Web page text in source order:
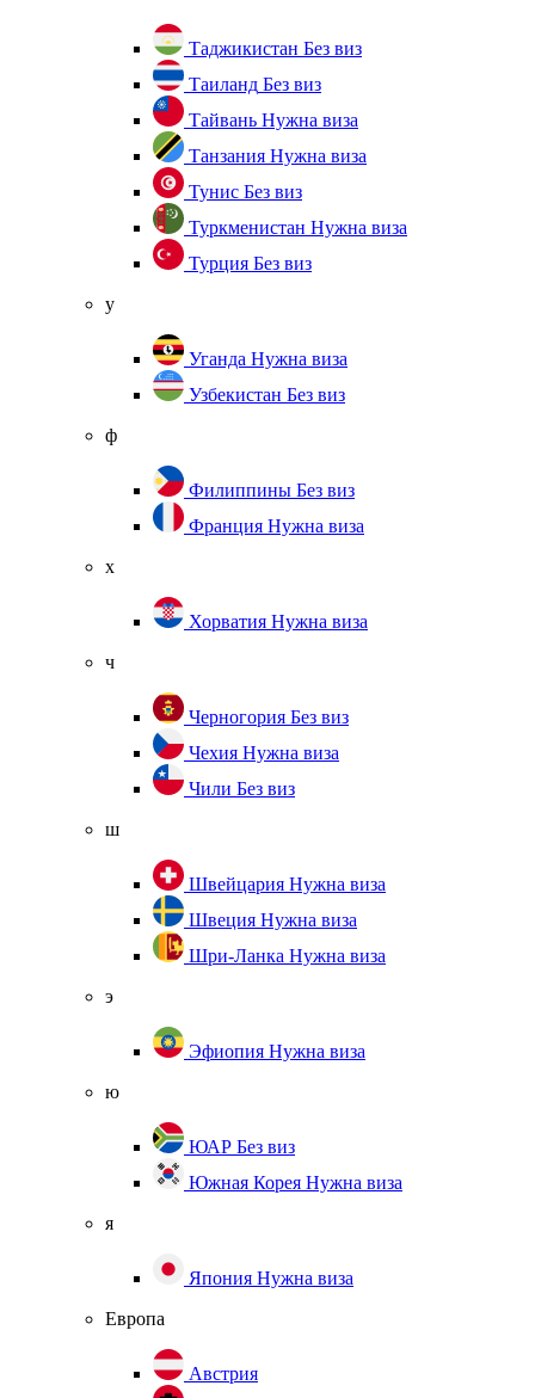
Таджикистан Без виз
Таиланд Без виз
Тайвань Нужна виза
Танзания Нужна виза
Тунис Без виз
Туркменистан Нужна виза
Турция Без виз
у
Уганда Нужна виза
Узбекистан Без виз
ф
Филиппины Без виз
Франция Нужна виза
х
Хорватия Нужна виза
ч
Черногория Без виз
Чехия Нужна виза
Чили Без виз
ш
Швейцария Нужна виза
Швеция Нужна виза
Шри-Ланка Нужна виза
э
Эфиопия Нужна виза
ю
ЮАР Без виз
Южная Корея Нужна виза
я
Япония Нужна виза
Европа
Австрия